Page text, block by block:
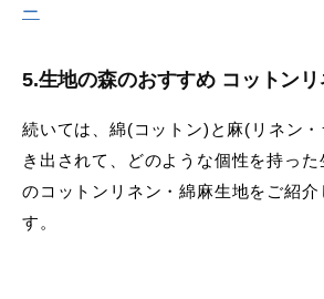
ー
5.生地の森のおすすめ コットン
続いては、綿(コットン)と麻(リネン
き出されて、どのような個性を持っ
のコットンリネン・綿麻生地をご紹介
す。